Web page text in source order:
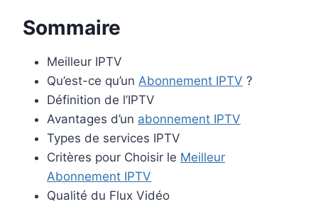
Sommaire
Meilleur IPTV
Qu’est-ce qu’un Abonnement IPTV ?
Définition de l’IPTV
Avantages d’un abonnement IPTV
Types de services IPTV
Critères pour Choisir le Meilleur
Abonnement IPTV
Qualité du Flux Vidéo